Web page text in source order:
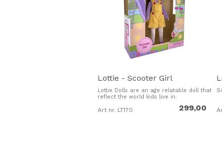
Lottie - Scooter Girl
Lottie Dolls are an age relatable doll that
reflect the world kids live in.
Art nr. LT170 299,00